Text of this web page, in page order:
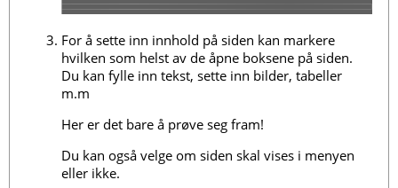
For å sette inn innhold på siden kan markere
hvilken som helst av de åpne boksene på siden.
Du kan fylle inn tekst, sette inn bilder, tabeller
m.m
Her er det bare å prøve seg fram!
Du kan også velge om siden skal vises i menyen
eller ikke.